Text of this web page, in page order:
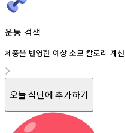
운동 검색
체중을 반영한 예상 소모 칼로리 계산
오늘 식단에 추가하기